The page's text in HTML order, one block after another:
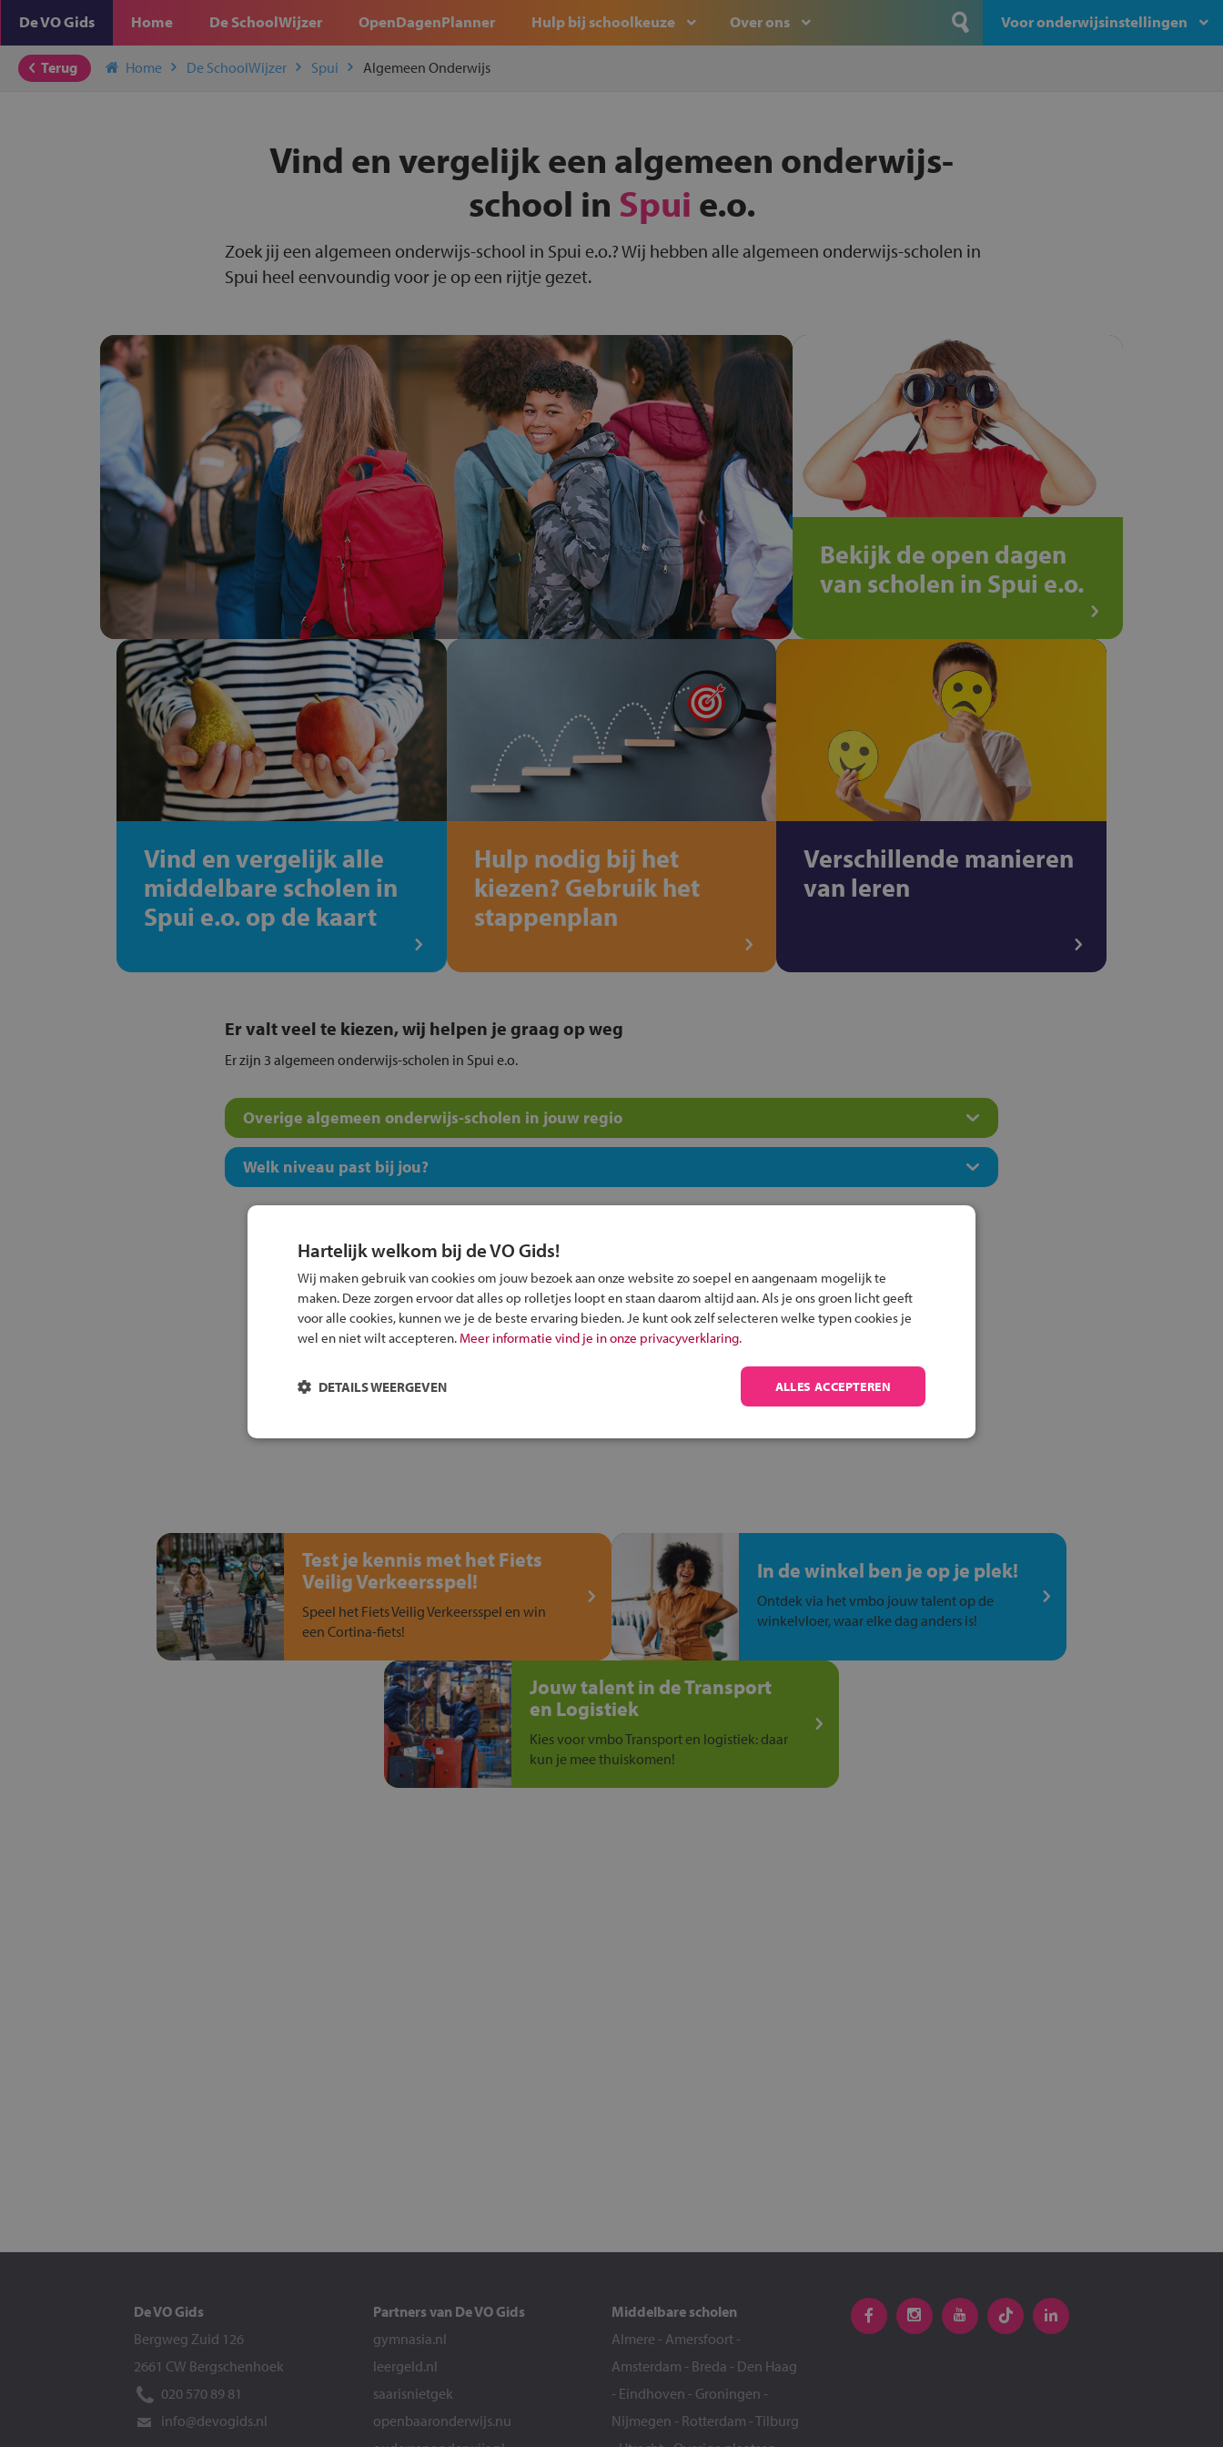
De VO Gids Home De SchoolWijzer OpenDagenPlanner Hulp bij schoolkeuze Over ons Voor onderwijsinstellingen
Terug Home De SchoolWijzer Spui Algemeen Onderwijs
Vind en vergelijk een algemeen onderwijs-
school in Spui e.o.
Zoek jij een algemeen onderwijs-school in Spui e.o.? Wij hebben alle algemeen onderwijs-scholen in
Spui heel eenvoundig voor je op een rijtje gezet.
Bekijk de open dagen
van scholen in Spui e.o.
Vind en vergelijk alle
middelbare scholen in
Spui e.o. op de kaart
Hulp nodig bij het
kiezen? Gebruik het
stappenplan
Verschillende manieren
van leren
Er valt veel te kiezen, wij helpen je graag op weg
Er zijn 3 algemeen onderwijs-scholen in Spui e.o.
Overige algemeen onderwijs-scholen in jouw regio
Welk niveau past bij jou?
Inschrijven?
Alle informatie om je kind aan te melden bij
een middelbare school.
Test je kennis met het Fiets
Veilig Verkeersspel!
Speel het Fiets Veilig Verkeersspel en win
een Cortina-fiets!
In de winkel ben je op je plek!
Ontdek via het vmbo jouw talent op de
winkelvloer, waar elke dag anders is!
Jouw talent in de Transport
en Logistiek
Kies voor vmbo Transport en logistiek: daar
kun je mee thuiskomen!
De VO Gids
Bergweg Zuid 126
2661 CW Bergschenhoek
020 570 89 81
info@devogids.nl
Partners van De VO Gids
gymnasia.nl
leergeld.nl
saarisnietgek
openbaaronderwijs.nu
Middelbare scholen
Almere - Amersfoort -
Amsterdam - Breda - Den Haag
- Eindhoven - Groningen -
Nijmegen - Rotterdam -Tilburg
Hartelijk welkom bij de VO Gids!
Wij maken gebruik van cookies om jouw bezoek aan onze website zo soepel en aangenaam mogelijk te
maken. Deze zorgen ervoor dat alles op rolletjes loopt en staan daarom altijd aan. Als je ons groen licht geeft
voor alle cookies, kunnen we je de beste ervaring bieden. Je kunt ook zelf selecteren welke typen cookies je
wel en niet wilt accepteren. Meer informatie vind je in onze privacyverklaring.
ALLES ACCEPTEREN
DETAILS WEERGEVEN